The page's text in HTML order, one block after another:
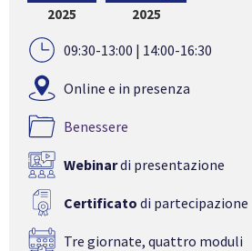
2025 2025
09:30-13:00 | 14:00-16:30
Online e in presenza
Benessere
Webinardi presentazione
Certificato di partecipazione
Tre giornate, quattro moduli